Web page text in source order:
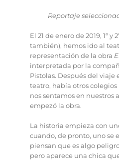
Reportaje
El 21 de enero de 2019, 1º y
también), hemos ido al
representación de la obra
interpretada por la
Pistolas. Después del viaje
teatro, había otros
nos sentamos en nuestros
empezó la obra.
La historia empieza con
cuando, de pronto, uno se
piensan que es algo
pero aparece una chica